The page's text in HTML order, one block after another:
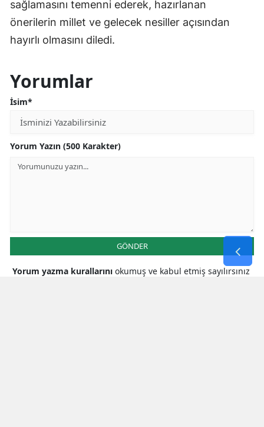
sağlamasını temenni ederek, hazırlanan
önerilerin millet ve gelecek nesiller açısından
hayırlı olmasını diledi.
Yorumlar
İsim*
Yorum Yazın (500 Karakter)
GÖNDER
Yorum yazma kurallarını okumuş ve kabul etmiş sayılırsınız